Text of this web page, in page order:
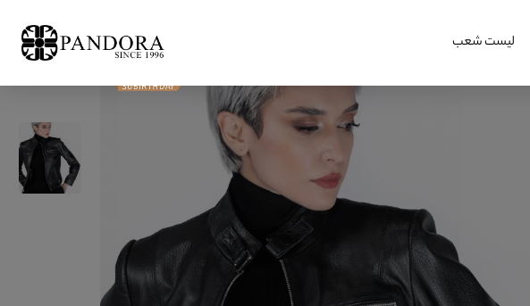
لیست شعب